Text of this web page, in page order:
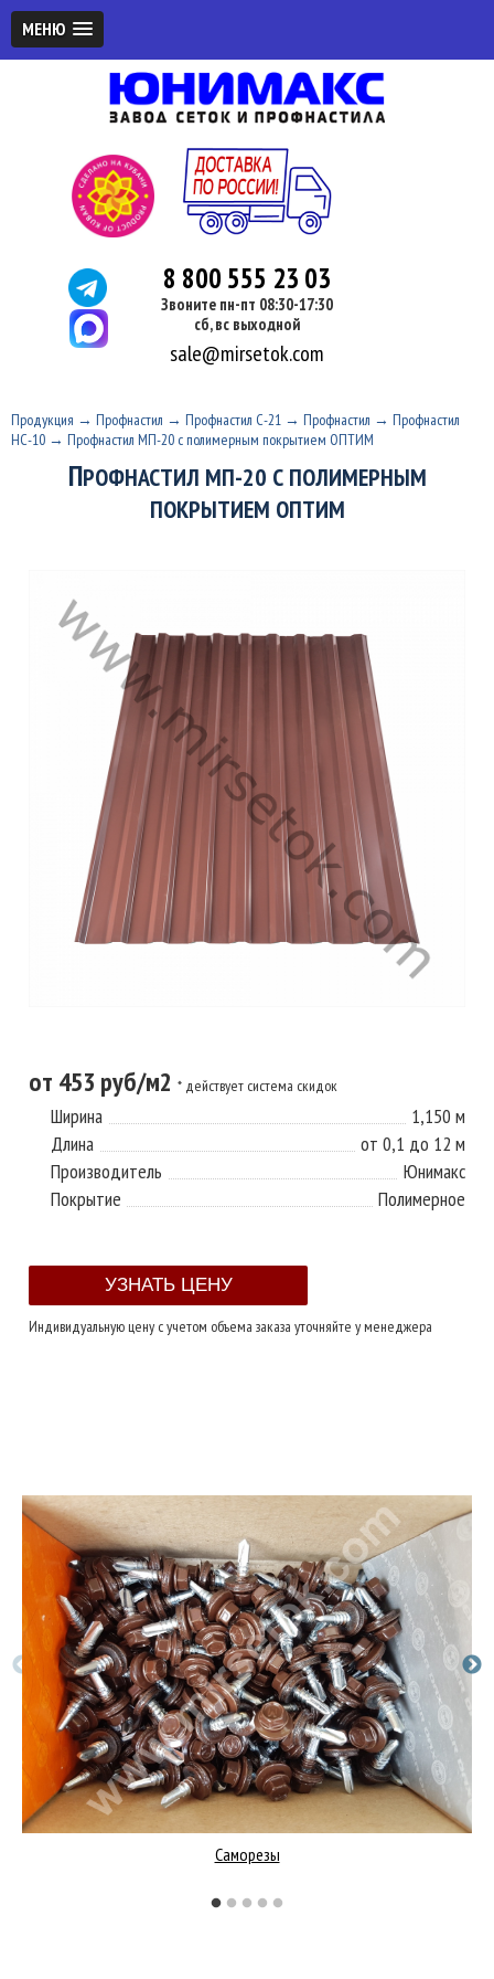
МЕНЮ
8 800 555 23 03
Звоните пн-пт 08:30-17:30
сб, вс выходной
sale@mirsetok.com
Продукция → Профнастил → Профнастил С-21 → Профнастил → Профнастил
НС-10 → Профнастил МП-20 с полимерным покрытием ОПТИМ
ПРОФНАСТИЛ МП-20 С ПОЛИМЕРНЫМ
ПОКРЫТИЕМ ОПТИМ
от 453 руб/м2 * действует система скидок
Ширина
1,150 м
Длина
от 0,1 до 12 м
Производитель
Юнимакс
Покрытие
Полимерное
Индивидуальную цену с учетом объема заказа уточняйте у менеджера
Саморезы